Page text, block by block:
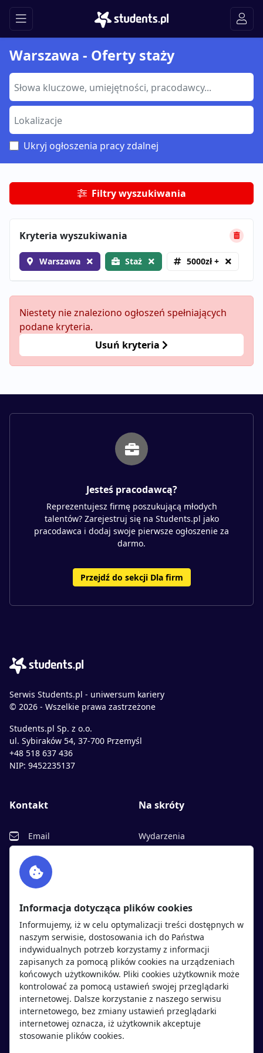
Warszawa - Oferty staży
Ukryj ogłoszenia pracy zdalnej
Filtry wyszukiwania
Kryteria wyszukiwania
Warszawa Staż 5000zł +
Niestety nie znaleziono ogłoszeń spełniających
podane kryteria.
Usuń kryteria
Jesteś pracodawcą?
Reprezentujesz firmę poszukującą młodych
talentów? Zarejestruj się na Students.pl jako
pracodawca i dodaj swoje pierwsze ogłoszenie za
darmo.
Przejdź do sekcji Dla firm
Serwis Students.pl - uniwersum kariery
© 2026 - Wszelkie prawa zastrzeżone
Students.pl Sp. z o.o.
ul. Sybiraków 54, 37-700 Przemyśl
+48 518 637 436
NIP: 9452235137
Kontakt
Email
Facebook
Twitter
Na skróty
Wydarzenia
Polityka cookies
Polityka prywatności
Kandydaci
Regulamin kandydata
Oferty pracy
Pracodawcy
Pracodawcy
Regulamin pracodawcy
Dodaj ogłoszenie
Informacja dotycząca plików cookies
Informujemy, iż w celu optymalizacji treści dostępnych w
naszym serwisie, dostosowania ich do Państwa
indywidualnych potrzeb korzystamy z informacji
zapisanych za pomocą plików cookies na urządzeniach
końcowych użytkowników. Pliki cookies użytkownik może
kontrolować za pomocą ustawień swojej przeglądarki
internetowej. Dalsze korzystanie z naszego serwisu
internetowego, bez zmiany ustawień przeglądarki
internetowej oznacza, iż użytkownik akceptuje
stosowanie plików cookies.